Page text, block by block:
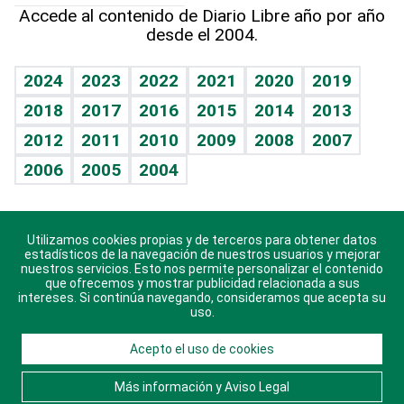
Vida y familia
Eñe
Celebrando la vida
Sin complejos
En pocas palabras
Escuchando al corazón
Economía Personal
TBT Deportivo
Guía del dinero
Cumpleaños
Horóscopos
Crucigramas
Accede al contenido de Diario Libre año por año
desde el 2004.
2024 2023 2022 2021 2020
2019
2018
2017 2016 2015 2014
2013
2012
2011 2010 2009 2008
2007
2006
2005 2004
Descarga nuestras aplicaciones para Android, iOS y
sistema Huawei.
© 2021 Diario Libre, todos los derechos reservados.
Consulta elAviso Legal. Ponte en Contacto
Utilizamos cookies propias y de terceros para obtener datos
estadísticos de la navegación de nuestros usuarios y mejorar
nuestros servicios. Esto nos permite personalizar el contenido
que ofrecemos y mostrar publicidad relacionada a sus
intereses. Si continúa navegando, consideramos que acepta su
uso.
Acepto el uso de cookies
Más información y Aviso Legal